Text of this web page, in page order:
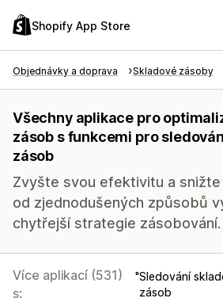
Shopify App Store
Objednávky a doprava Skladové zásoby
Všechny aplikace pro
zásob s funkcemi pro
zásob
Zvyšte svou efektivitu a snižte
od zjednodušených způsobů
chytřejší strategie zásobování.
Více aplikací (531)
s:
Sledování
zásob